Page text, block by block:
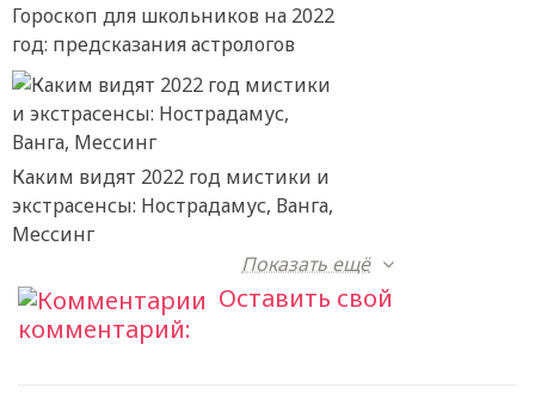
Гороскоп для школьников на 2022
год: предсказания астрологов
Каким видят 2022 год мистики и
экстрасенсы: Нострадамус, Ванга,
Мессинг
Показать ещё
Оставить свой
комментарий: